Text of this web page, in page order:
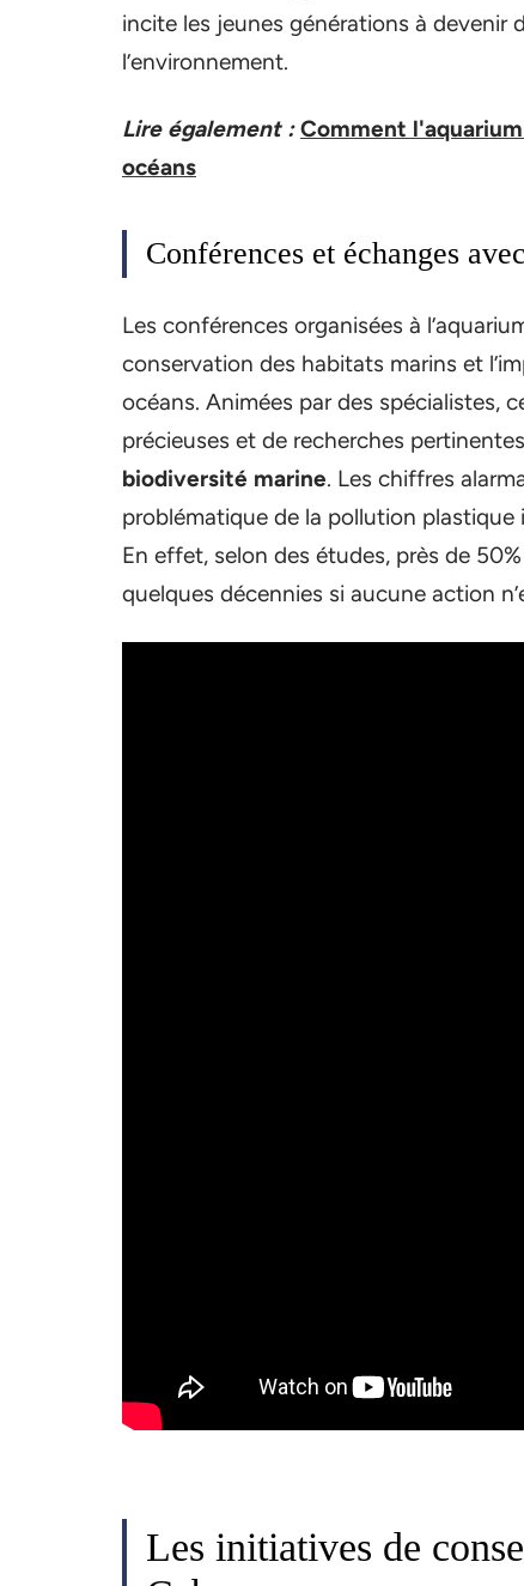
incite les jeunes générations à devenir
l’environnement.
Lire également : Comment
océans
Conférences et échanges
Les conférences organisées à
conservation des habitats marins et
océans. Animées par des spécialistes,
précieuses et de recherches
biodiversité marine. Les chiffres
problématique de la pollution
En effet, selon des études, près de
quelques décennies si aucune action
Les initiatives de